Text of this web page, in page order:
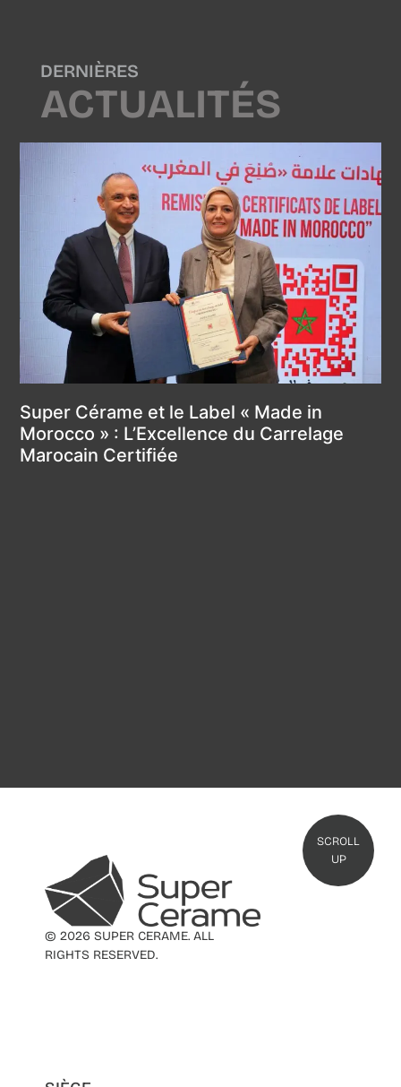
DERNIÈRES
ACTUALITÉS
Super Cérame et le Label « Made in
Morocco » : L’Excellence du Carrelage
Marocain Certifiée
© 2026 SUPER CERAME. ALL
RIGHTS RESERVED.
SCROLL
UP